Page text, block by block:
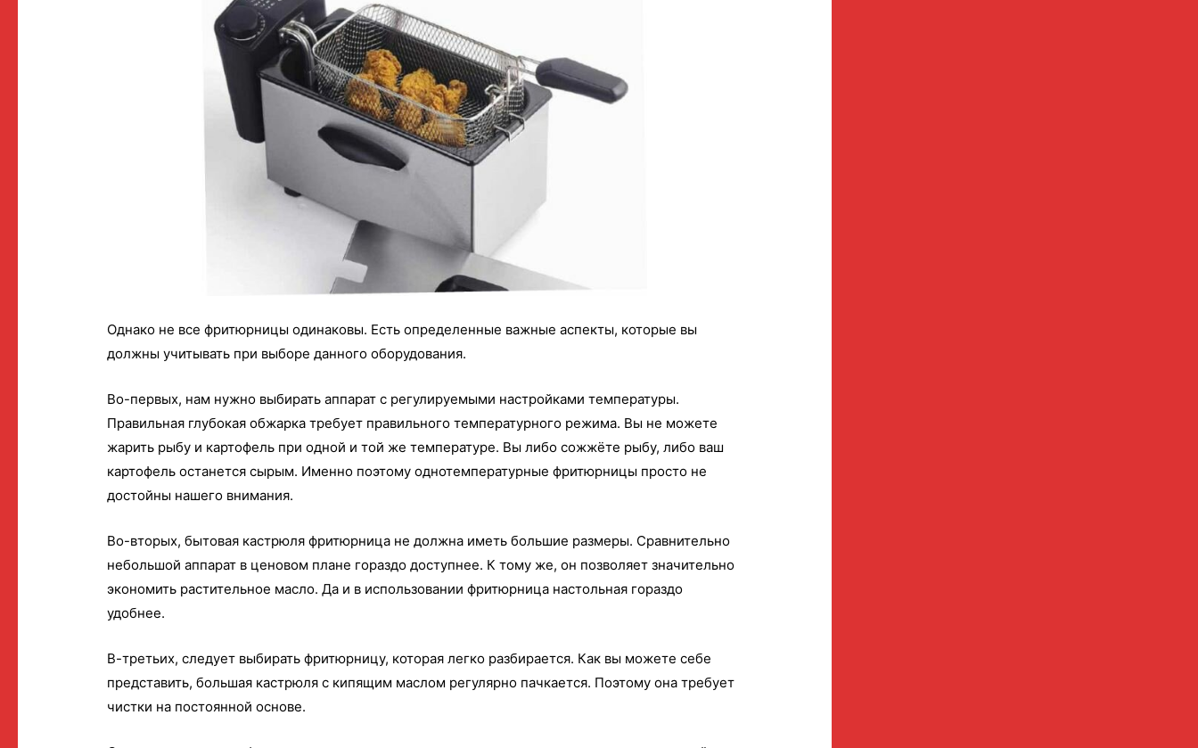
Однако не все фритюрницы одинаковы. Есть определенные важные аспекты, которые вы
должны учитывать при выборе данного оборудования.
Во-первых, нам нужно выбирать аппарат с регулируемыми настройками температуры.
Правильная глубокая обжарка требует правильного температурного режима. Вы не можете
жарить рыбу и картофель при одной и той же температуре. Вы либо сожжёте рыбу, либо ваш
картофель останется сырым. Именно поэтому однотемпературные фритюрницы просто не
достойны нашего внимания.
Во-вторых, бытовая кастрюля фритюрница не должна иметь большие размеры. Сравнительно
небольшой аппарат в ценовом плане гораздо доступнее. К тому же, он позволяет значительно
экономить растительное масло. Да и в использовании фритюрница настольная гораздо
удобнее.
В-третьих, следует выбирать фритюрницу, которая легко разбирается. Как вы можете себе
представить, большая кастрюля с кипящим маслом регулярно пачкается. Поэтому она требует
чистки на постоянной основе.